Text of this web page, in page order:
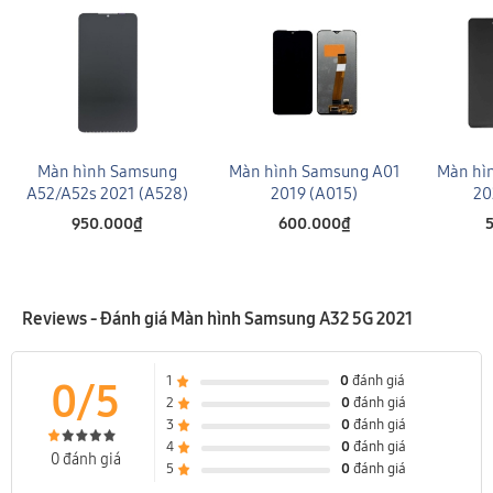
Nguyên nhân màn hình Samsung bị hư thường là do
Màn hình Samsung
A52/A52s 2021 (A528)
950.000₫
Màn hình Samsung A01
2019 (A015)
600.000₫
Màn
Reviews - Đánh giá Màn hình Samsung A32 5G 2021
0/5
0 đánh giá
1 0đánh giá
2
0đánh giá
3
0đánh giá
4
0đánh giá
5
0đánh giá